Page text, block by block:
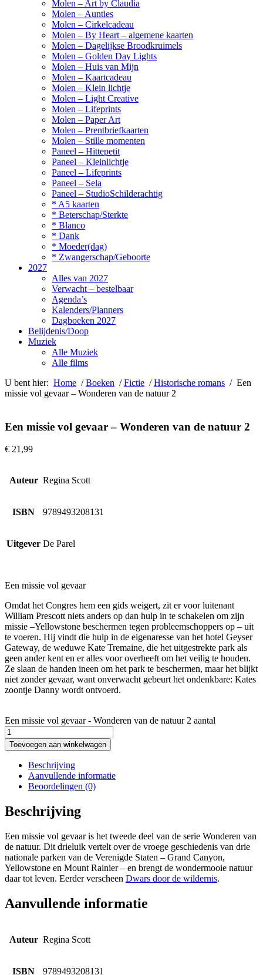
Molen – Art by Claudia
Molen – Aunties
Molen – Cirkelcadeau
Molen – By Heart – algemene kaarten
Molen – Dagelijkse Broodkruimels
Molen – Golden Day Lights
Molen – Huis van Mijn
Molen – Kaartcadeau
Molen – Klein lichtje
Molen – Light Creative
Molen – Lifeprints
Molen – Paper Art
Molen – Prentbriefkaarten
Molen – Stille momenten
Paneel – Hittepetit
Paneel – Kleinlichtje
Paneel – Lifeprints
Paneel – Sela
Paneel – StudioSchilderachtig
* A5 kaarten
* Beterschap/Sterkte
* Blanco
* Dank
* Moeder(dag)
* Zwangerschap/Geboorte
2027
Alles van 2027
Verwacht – bestelbaar
Agenda’s
Kalenders/Planners
Dagboeken 2027
Belijdenis/Doop
Muziek
Alle Muziek
Alle films
U bent hier: Home /Boeken /Fictie /Historische romans / Een
missie vol gevaar – Wonderen van de natuur 2
Een missie vol gevaar – Wonderen van de natuur 2
€ 21,99
Auteur Regina Scott
ISBN 9789493208131
Uitgever De Parel
Een missie vol gevaar
Omdat het Congres hem een gids weigert, zit er voor luitenant
William Prescott niets anders op dan hulp in te schakelen om zijn
missie –Yellowstone beschermen tegen probleemschoppers op – uit
te voeren. Hij vindt die hulp in de eigenaresse van het hotel Geyser
Gateway, de weduwe Kate Tremaine, die het uitgestrekte park als
geen ander kent en er alles voor overheeft om het veilig te houden.
Ze slaan de handen ineen om het park te beschermen, maar het blijkt
niet zonder gevaar, want onverwacht gebeurt het ondenkbare: Kates
zoontje Danny wordt ontvoerd.
Een missie vol gevaar - Wonderen van de natuur 2 aantal
Toevoegen aan winkelwagen
Beschrijving
Aanvullende informatie
Beoordelingen (0)
Beschrijving
Een missie vol gevaar is het tweede deel van de serie Wonderen van
de natuur. Dit drieluik vertelt over de vroege geschiedenis van drie
nationale parken van de Verenigde Staten – Grand Canyon,
Yellowstone en Mount Rainier – en brengt de wondermooie natuur
daar tot leven. Eerder verscheen Dwars door de wildernis.
Aanvullende informatie
Auteur Regina Scott
ISBN 9789493208131